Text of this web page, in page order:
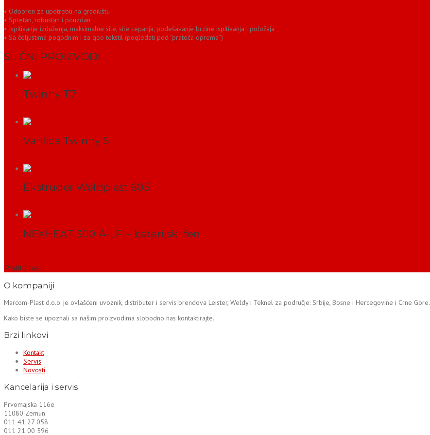
• Odobren za upotrebu na gradilištu
• Spretan, robustan i pouzdan
• Ispitivanje izduženja, maksimalne sile, sile cepanja, podešavanje brzine ispitivanja i položaja
• Sa čeljustima pogodnim i za geo tekstil (pogledati pod “prateća oprema”)
SLIČNI PROIZVODI
Twinny T7
Varilica Twinny S
Ekstruder Weldplast 605
NEXHEAT 300 A-LP – baterijski fen
Pratite nas:
O kompaniji
Marcom-Plast d.o.o. je ovlašćeni uvoznik, distributer i servis brendova Leister, Weldy i Teknel za područje: Srbije, Bosne i Hercegovine i Crne Gore.
Kako biste se upoznali sa našim proizvodima slobodno nas kontaktirajte.
Brzi linkovi
Kontakt
Servis
Novosti
Kancelarija i servis
Prvomajska 116e
11080 Zemun
011 41 27 058
011 21 00 596